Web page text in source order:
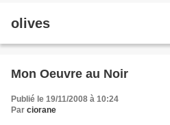
olives
Mon Oeuvre au Noir
Publié le 19/11/2008 à 10:24
Par ciorane